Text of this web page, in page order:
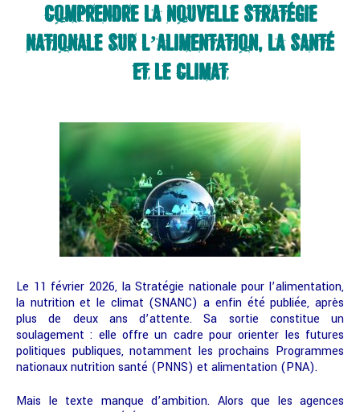
COMPRENDRE LA NOUVELLE STRATÉGIE
NATIONALE SUR L’ALIMENTATION, LA SANTÉ
ET LE CLIMAT
Le 11 février 2026, la Stratégie nationale pour l’alimentation,
la nutrition et le climat (SNANC) a enfin été publiée, après
plus de deux ans d’attente. Sa sortie constitue un
soulagement : elle offre un cadre pour orienter les futures
politiques publiques, notamment les prochains Programmes
nationaux nutrition santé (PNNS) et alimentation (PNA).
Mais le texte manque d’ambition. Alors que les agences